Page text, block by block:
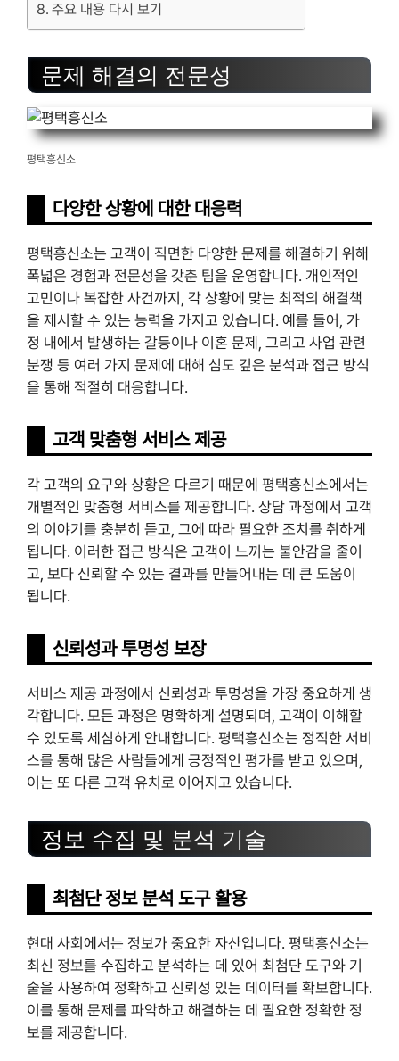
주요 내용 다시 보기
문제 해결의 전문성
평택흥신소
다양한 상황에 대한 대응력
평택흥신소는 고객이 직면한 다양한 문제를 해결하기 위해
폭넓은 경험과 전문성을 갖춘 팀을 운영합니다. 개인적인
고민이나 복잡한 사건까지, 각 상황에 맞는 최적의 해결책
을 제시할 수 있는 능력을 가지고 있습니다. 예를 들어, 가
정 내에서 발생하는 갈등이나 이혼 문제, 그리고 사업 관련
분쟁 등 여러 가지 문제에 대해 심도 깊은 분석과 접근 방식
을 통해 적절히 대응합니다.
고객 맞춤형 서비스 제공
각 고객의 요구와 상황은 다르기 때문에 평택흥신소에서는
개별적인 맞춤형 서비스를 제공합니다. 상담 과정에서 고객
의 이야기를 충분히 듣고, 그에 따라 필요한 조치를 취하게
됩니다. 이러한 접근 방식은 고객이 느끼는 불안감을 줄이
고, 보다 신뢰할 수 있는 결과를 만들어내는 데 큰 도움이
됩니다.
신뢰성과 투명성 보장
서비스 제공 과정에서 신뢰성과 투명성을 가장 중요하게 생
각합니다. 모든 과정은 명확하게 설명되며, 고객이 이해할
수 있도록 세심하게 안내합니다. 평택흥신소는 정직한 서비
스를 통해 많은 사람들에게 긍정적인 평가를 받고 있으며,
이는 또 다른 고객 유치로 이어지고 있습니다.
정보 수집 및 분석 기술
최첨단 정보 분석 도구 활용
현대 사회에서는 정보가 중요한 자산입니다. 평택흥신소는
최신 정보를 수집하고 분석하는 데 있어 최첨단 도구와 기
술을 사용하여 정확하고 신뢰성 있는 데이터를 확보합니다.
이를 통해 문제를 파악하고 해결하는 데 필요한 정확한 정
보를 제공합니다.